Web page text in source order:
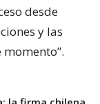
desde
y las